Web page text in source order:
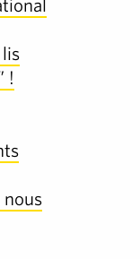
lis
!